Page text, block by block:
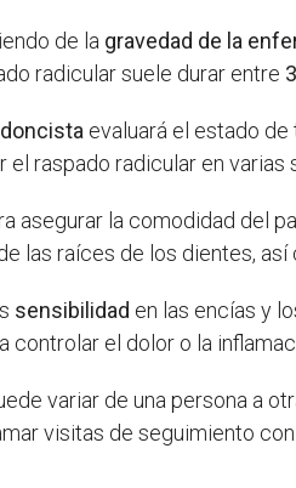
de la gravedad de la
radicular suele durar entre
evaluará el estado
raspado radicular en
asegurar la comodidad del
las raíces de los dientes,
sensibilidad en las encías y
el dolor o la
variar de una persona a
visitas de seguimiento